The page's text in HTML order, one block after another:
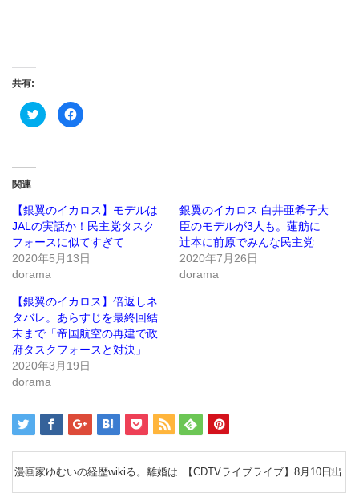
共有:
ク
リ
(新
し
い
ウ
ィ
ン
ド
ウ
開
き
ま
す)
Facebook
で
ッ
ク
し
て
く
だ
さ
い
ウ
ィ
ン
ド
ウ
で
開
関連
【銀翼のイカロス】モデルは
JALの実話か！民主党タスク
フォースに似てすぎて
2020年5月13日
dorama
銀翼のイカロス 白井亜希子大
臣のモデルが3人も。蓮舫に
辻本に前原でみんな民主党
2020年7月26日
dorama
【銀翼のイカロス】倍返しネ
タバレ。あらすじを最終回結
末まで「帝国航空の再建で政
府タスクフォースと対決」
2020年3月19日
dorama
漫画家ゆむいの経歴wikiる。離婚は 【CDTVライブライブ】8月10日出